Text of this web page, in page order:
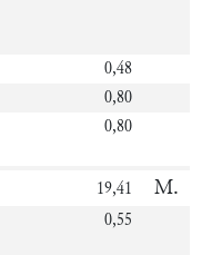
0,48
0,80
0,80
19,41 M.
0,55